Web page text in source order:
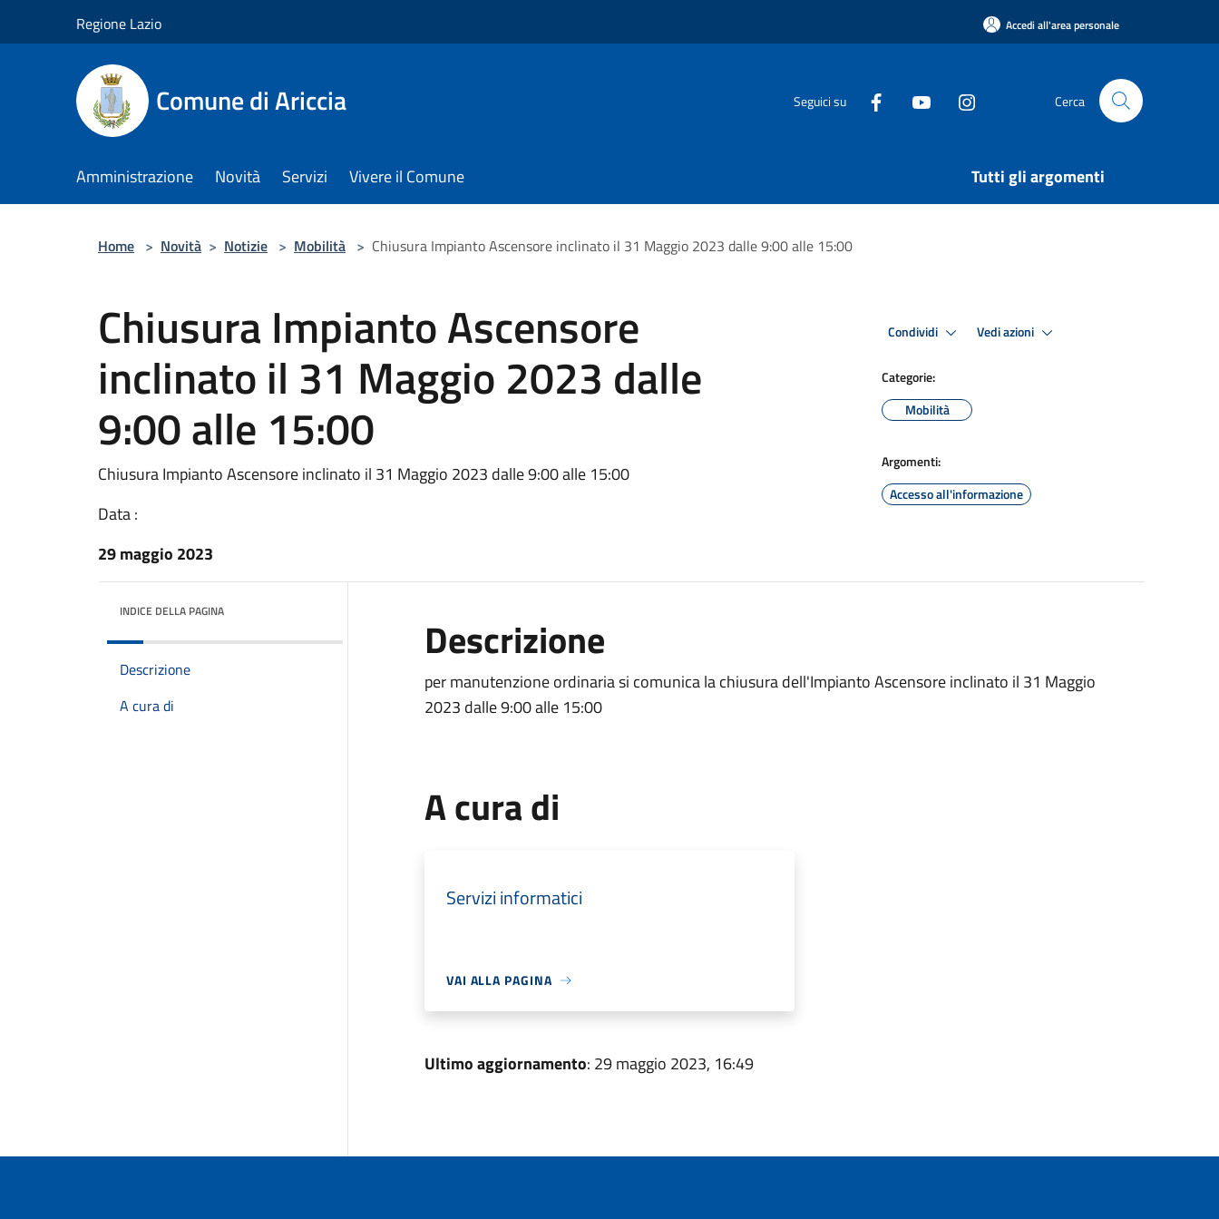
Regione Lazio Accedi all'area personale
Comune di Ariccia Seguici su Cerca
Amministrazione Novità Servizi Vivere il Comune Tutti gli argomenti
Home > Novità > Notizie > Mobilità > Chiusura Impianto Ascensore inclinato il 31 Maggio 2023 dalle 9:00 alle 15:00
Chiusura Impianto Ascensore
inclinato il 31 Maggio 2023 dalle
9:00 alle 15:00
Chiusura Impianto Ascensore inclinato il 31 Maggio 2023 dalle 9:00 alle 15:00
Data :
29 maggio 2023
Condividi Vedi azioni
Categorie:
Mobilità
Argomenti:
Accesso all'informazione
INDICE DELLA PAGINA
Descrizione
A cura di
Descrizione
per manutenzione ordinaria si comunica la chiusura dell'Impianto Ascensore inclinato il 31 Maggio
2023 dalle 9:00 alle 15:00
A cura di
Servizi informatici
VAI ALLA PAGINA
Ultimo aggiornamento: 29 maggio 2023, 16:49